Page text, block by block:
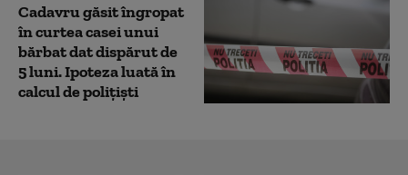
Cadavru găsit îngropat
în curtea casei unui
bărbat dat dispărut de
5 luni. Ipoteza luată în
calcul de polițiști